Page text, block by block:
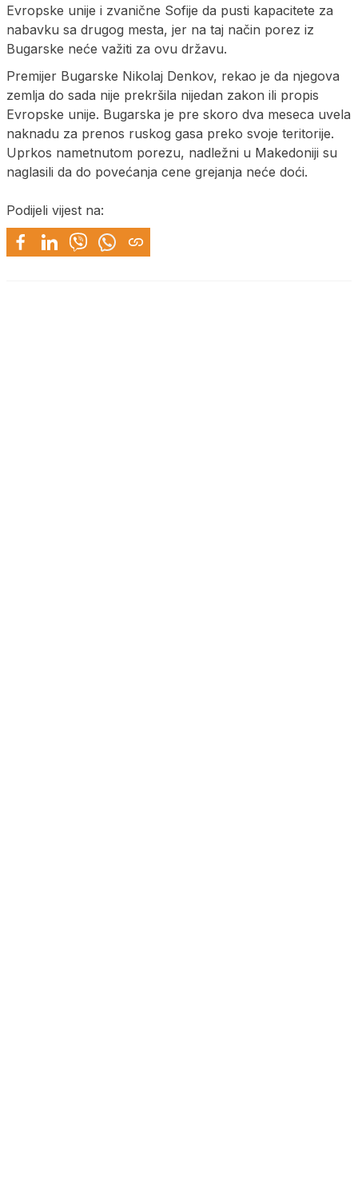
Evropske unije i zvanične Sofije da pusti kapacitete za
nabavku sa drugog mesta, jer na taj način porez iz
Bugarske neće važiti za ovu državu.
Premijer Bugarske Nikolaj Denkov, rekao je da njegova
zemlja do sada nije prekršila nijedan zakon ili propis
Evropske unije. Bugarska je pre skoro dva meseca uvela
naknadu za prenos ruskog gasa preko svoje teritorije.
Uprkos nametnutom porezu, nadležni u Makedoniji su
naglasili da do povećanja cene grejanja neće doći.
Podijeli vijest na: